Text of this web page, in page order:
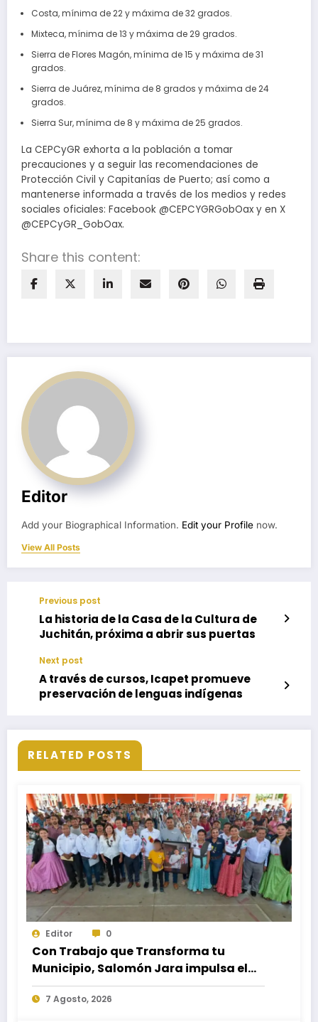
Costa, mínima de 22 y máxima de 32 grados.
Mixteca, mínima de 13 y máxima de 29 grados.
Sierra de Flores Magón, mínima de 15 y máxima de 31
grados.
Sierra de Juárez, mínima de 8 grados y máxima de 24
grados.
Sierra Sur, mínima de 8 y máxima de 25 grados.
La CEPCyGR exhorta a la población a tomar
precauciones y a seguir las recomendaciones de
Protección Civil y Capitanías de Puerto; así como a
mantenerse informada a través de los medios y redes
sociales oficiales: Facebook @CEPCYGRGobOax y en X
@CEPCyGR_GobOax.
Share this content:
Editor
Add your Biographical Information. Edit your Profile now.
View All Posts
Previous post
La historia de la Casa de la Cultura de
Juchitán, próxima a abrir sus puertas
Next post
A través de cursos, Icapet promueve
preservación de lenguas indígenas
RELATED POSTS
Editor 0
Con Trabajo que Transforma tu
Municipio, Salomón Jara impulsa el
desarrollo de Santiago Minas
7 Agosto, 2026